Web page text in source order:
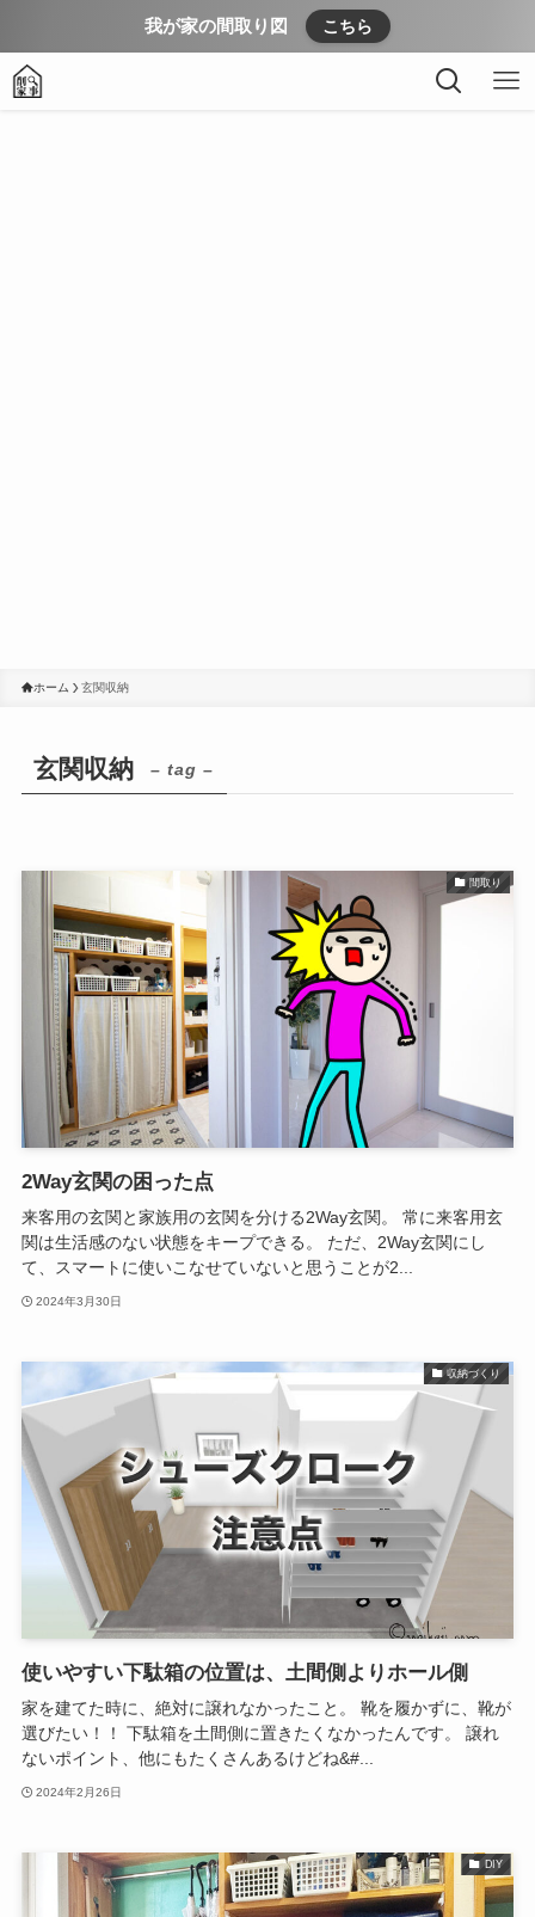
我が家の間取り図 こちら
ホーム 玄関収納
玄関収納 – tag –
間取り
2Way玄関の困った点
来客用の玄関と家族用の玄関を分ける2Way玄関。 常に来客用玄
関は生活感のない状態をキープできる。 ただ、2Way玄関にし
て、スマートに使いこなせていないと思うことが2...
2024年3月30日
収納づくり
使いやすい下駄箱の位置は、土間側よりホール側
家を建てた時に、絶対に譲れなかったこと。 靴を履かずに、靴が
選びたい！！ 下駄箱を土間側に置きたくなかったんです。 譲れ
ないポイント、他にもたくさんあるけどね&#...
2024年2月26日
DIY